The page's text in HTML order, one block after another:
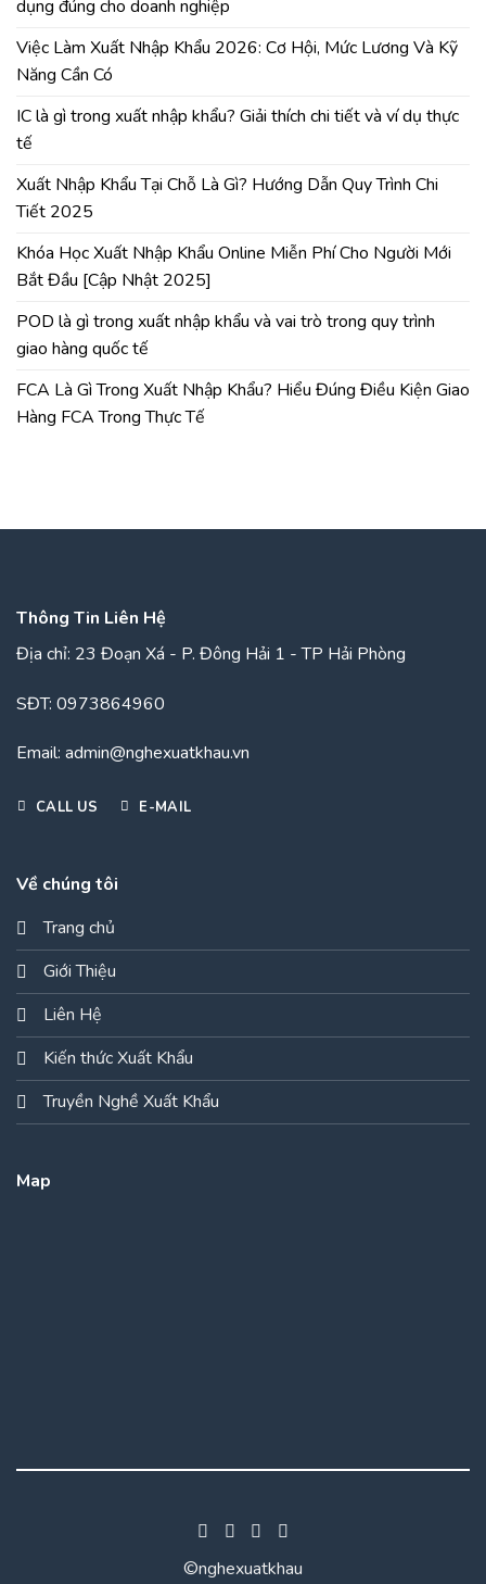
dụng đúng cho doanh nghiệp
Việc Làm Xuất Nhập Khẩu 2026: Cơ Hội, Mức Lương Và Kỹ
Năng Cần Có
IC là gì trong xuất nhập khẩu? Giải thích chi tiết và ví dụ thực
tế
Xuất Nhập Khẩu Tại Chỗ Là Gì? Hướng Dẫn Quy Trình Chi
Tiết 2025
Khóa Học Xuất Nhập Khẩu Online Miễn Phí Cho Người Mới
Bắt Đầu [Cập Nhật 2025]
POD là gì trong xuất nhập khẩu và vai trò trong quy trình
giao hàng quốc tế
FCA Là Gì Trong Xuất Nhập Khẩu? Hiểu Đúng Điều Kiện Giao
Hàng FCA Trong Thực Tế
Thông Tin Liên Hệ
Địa chỉ: 23 Đoạn Xá - P. Đông Hải 1 - TP Hải Phòng
SĐT: 0973864960
Email: admin@nghexuatkhau.vn
CALL US E-MAIL
Về chúng tôi
Trang chủ
Giới Thiệu
Liên Hệ
Kiến thức Xuất Khẩu
Truyền Nghề Xuất Khẩu
Map
©nghexuatkhau